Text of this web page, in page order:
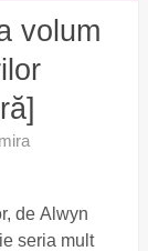
volum
de Alwyn
seria mult